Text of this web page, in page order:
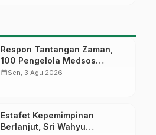
Respon Tantangan Zaman,
100 Pengelola Medsos
Sekolah Ma’arif Pekalongan
calendar_monthSen, 3 Agu 2026
Estafet Kepemimpinan
Berlanjut, Sri Wahyu